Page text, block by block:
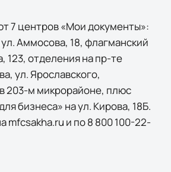
7 центров «Мои документы»:
Аммосова, 18, флагманский
123, отделения на пр-те
ул. Ярославского,
203-м микрорайоне, плюс
бизнеса» на ул. Кирова, 18Б.
mfcsakha.ru и по 8 800 100-22-